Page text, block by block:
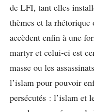
de LFI, tant elles
thèmes et la rhétorique
accèdent enfin à une
martyr et celui-ci est
masse ou les
l’islam pour pouvoir
persécutés : l’islam et